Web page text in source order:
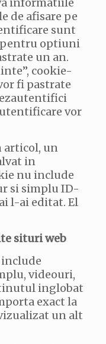
de afisare pe
sunt
pentru optiuni
un an.
cookie-
fi pastrate
vor
articol, un
in
nu include
si simplu ID-
l-ai editat. El
situri web
videouri,
inglobat
exact la
un alt